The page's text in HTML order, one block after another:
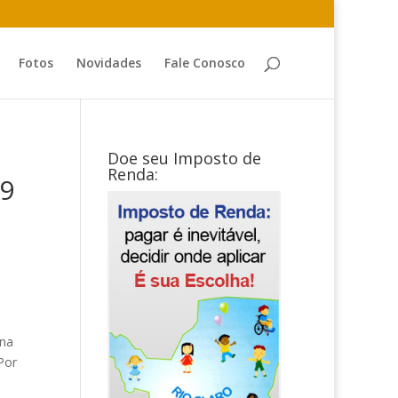
Fotos Novidades Fale Conosco
Doe seu Imposto de
Renda: